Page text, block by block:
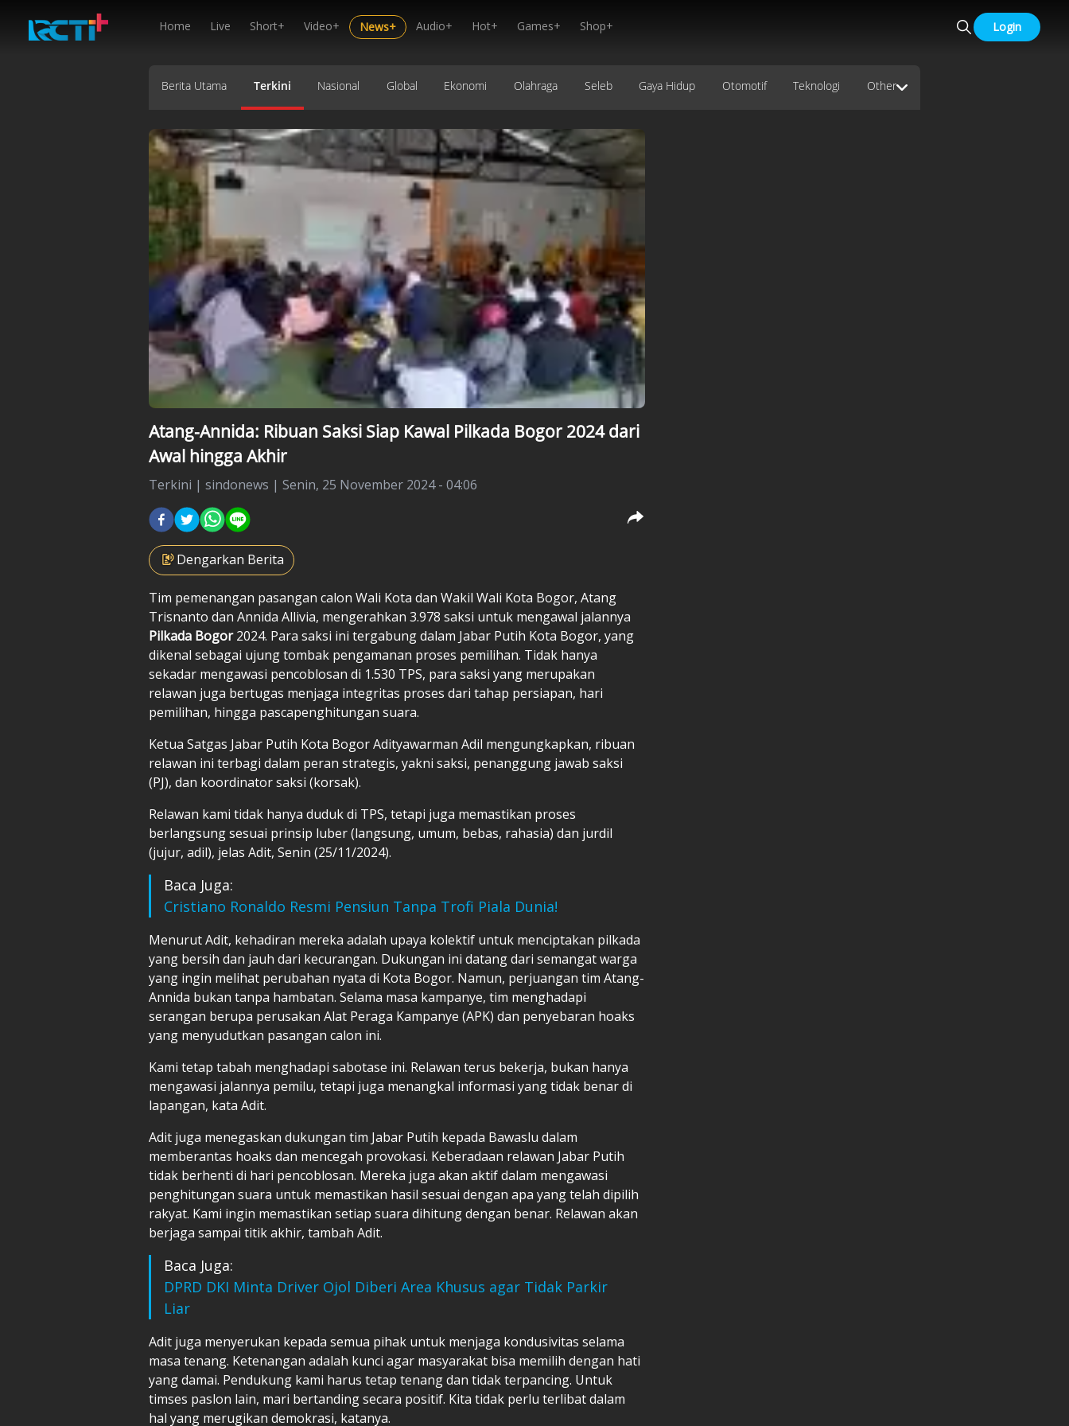
Home Live Short+ Video+ News+ Audio+ Hot+ Games+ Shop+ Login
Berita Utama Terkini Nasional Global Ekonomi Olahraga Seleb Gaya Hidup Otomotif Teknologi Other
Atang-Annida: Ribuan Saksi Siap Kawal Pilkada Bogor 2024 dari
Awal hingga Akhir
Terkini | sindonews | Senin, 25 November 2024 - 04:06
Dengarkan Berita
Tim pemenangan pasangan calon Wali Kota dan Wakil Wali Kota Bogor, Atang
Trisnanto dan Annida Allivia, mengerahkan 3.978 saksi untuk mengawal jalannya
Pilkada Bogor2024. Para saksi ini tergabung dalam Jabar Putih Kota Bogor, yang
dikenal sebagai ujung tombak pengamanan proses pemilihan. Tidak hanya
sekadar mengawasi pencoblosan di 1.530 TPS, para saksi yang merupakan
relawan juga bertugas menjaga integritas proses dari tahap persiapan, hari
pemilihan, hingga pascapenghitungan suara.
Ketua Satgas Jabar Putih Kota Bogor Adityawarman Adil mengungkapkan, ribuan
relawan ini terbagi dalam peran strategis, yakni saksi, penanggung jawab saksi
(PJ), dan koordinator saksi (korsak).
Relawan kami tidak hanya duduk di TPS, tetapi juga memastikan proses
berlangsung sesuai prinsip luber (langsung, umum, bebas, rahasia) dan jurdil
(jujur, adil), jelas Adit, Senin (25/11/2024).
Baca Juga:
Cristiano Ronaldo Resmi Pensiun Tanpa Trofi Piala Dunia!
Menurut Adit, kehadiran mereka adalah upaya kolektif untuk menciptakan pilkada
yang bersih dan jauh dari kecurangan. Dukungan ini datang dari semangat warga
yang ingin melihat perubahan nyata di Kota Bogor. Namun, perjuangan tim Atang-
Annida bukan tanpa hambatan. Selama masa kampanye, tim menghadapi
serangan berupa perusakan Alat Peraga Kampanye (APK) dan penyebaran hoaks
yang menyudutkan pasangan calon ini.
Kami tetap tabah menghadapi sabotase ini. Relawan terus bekerja, bukan hanya
mengawasi jalannya pemilu, tetapi juga menangkal informasi yang tidak benar di
lapangan, kata Adit.
Adit juga menegaskan dukungan tim Jabar Putih kepada Bawaslu dalam
memberantas hoaks dan mencegah provokasi. Keberadaan relawan Jabar Putih
tidak berhenti di hari pencoblosan. Mereka juga akan aktif dalam mengawasi
penghitungan suara untuk memastikan hasil sesuai dengan apa yang telah dipilih
rakyat. Kami ingin memastikan setiap suara dihitung dengan benar. Relawan akan
berjaga sampai titik akhir, tambah Adit.
Baca Juga:
DPRD DKI Minta Driver Ojol Diberi Area Khusus agar Tidak Parkir
Liar
Adit juga menyerukan kepada semua pihak untuk menjaga kondusivitas selama
masa tenang. Ketenangan adalah kunci agar masyarakat bisa memilih dengan hati
yang damai. Pendukung kami harus tetap tenang dan tidak terpancing. Untuk
timses paslon lain, mari bertanding secara positif. Kita tidak perlu terlibat dalam
hal yang merugikan demokrasi, katanya.